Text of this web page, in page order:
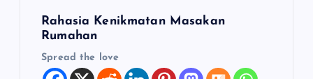
Rahasia Kenikmatan Masakan
Rumahan
Spread the love